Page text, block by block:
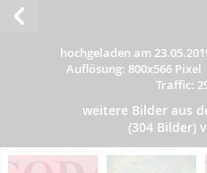
hochgeladen am
Auflösung: 800x566 Pixel
Traffic:
weitere Bilder aus
(304 Bilder)